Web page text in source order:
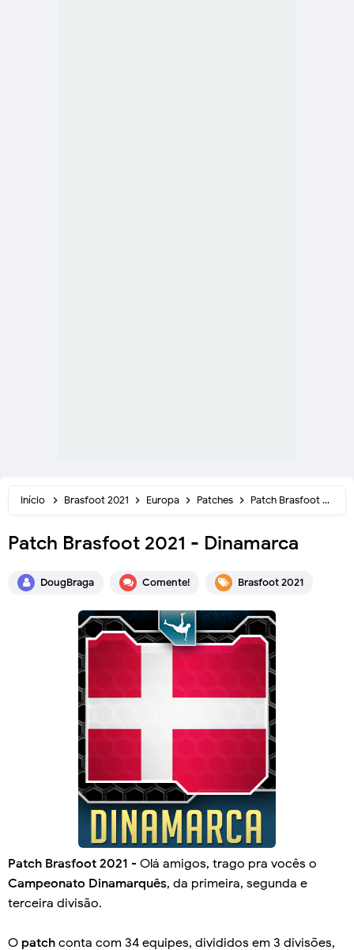
Início Brasfoot 2021 Europa Patches Patch Brasfoot 2021 - Dinamarca
Patch Brasfoot 2021 - Dinamarca
DougBraga Comente! Brasfoot 2021
Patch Brasfoot 2021 - Olá amigos, trago pra vocês o
Campeonato Dinamarquês, da primeira, segunda e
terceira divisão.
O patch conta com 34 equipes, divididos em 3 divisões,